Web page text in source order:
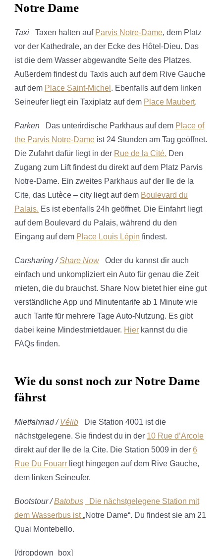
Notre Dame
Taxi Taxen halten auf Parvis Notre-Dame, dem Platz
vor der Kathedrale, an der Ecke des Hôtel-Dieu. Das
ist die dem Wasser abgewandte Seite des Platzes.
Außerdem findest du Taxis auch auf dem Rive Gauche
auf dem Place Saint-Michel . Ebenfalls auf dem linken
Seineufer liegt ein Taxiplatz auf dem Place Maubert.
Parken Das unterirdische Parkhaus auf dem Place of
the Parvis Notre-Dame ist 24 Stunden am Tag geöffnet.
Die Zufahrt dafür liegt in der Rue de la Cité. Den
Zugang zum Lift findest du direkt auf dem Platz Parvis
Notre-Dame. Ein zweites Parkhaus auf der Ile de la
Cite, das Lutèce – city liegt auf dem Boulevard du
Palais. Es ist ebenfalls 24h geöffnet. Die Einfahrt liegt
auf dem Boulevard du Palais, während du den
Eingang auf dem Place Louis Lépin findest.
Carsharing /Share Now
Oder du kannst dir auch
einfach und unkompliziert ein Auto für genau die Zeit
mieten, die du brauchst. Share Now bietet hier eine gut
verständliche App und Minutentarife ab 1 Minute wie
auch Tarife für mehrere Tage Auto-Nutzung. Es gibt
dabei keine Mindestmietdauer. Hier kannst du die
FAQs finden.
Wie du sonst noch zur Notre Dame
fährst
Mietfahrrad /Vélib Die Station 4001 ist die
nächstgelegene. Sie findest du in der 10 Rue d’Arcole
direkt auf der Ile de la Cite. Die Station 5009 in der 6
Rue Du Fouarr liegt hingegen auf dem Rive Gauche,
dem linken Seineufer.
Bootstour /Batobus
Die nächstgelegene Station mit
dem Wasserbus ist„Notre Dame“. Du findest sie am 21
Quai Montebello.
[/dropdown_box]